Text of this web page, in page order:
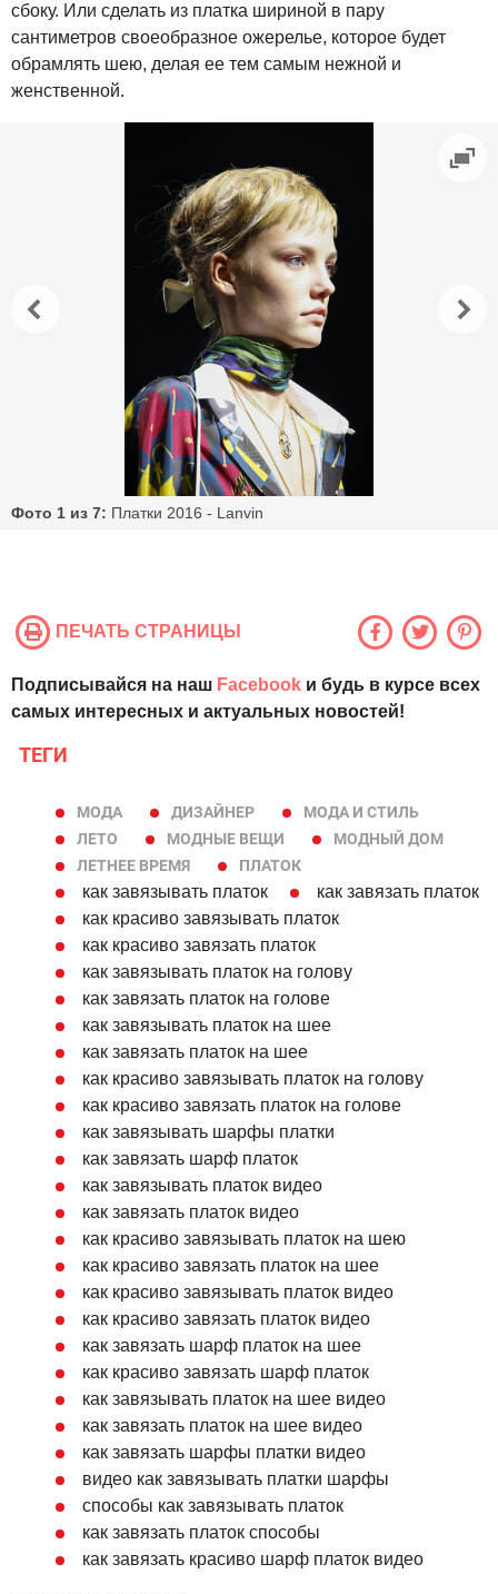
сбоку. Или сделать из платка шириной в пару
сантиметров своеобразное ожерелье, которое будет
обрамлять шею, делая ее тем самым нежной и
женственной.
Фото 1 из 7: Платки 2016 - Lanvin
ПЕЧАТЬ СТРАНИЦЫ
Подписывайся на наш Facebook и будь в курсе всех
самых интересных и актуальных новостей!
ТЕГИ
МОДА ДИЗАЙНЕР
МОДА И СТИЛЬ
ЛЕТО
МОДНЫЕ ВЕЩИ
МОДНЫЙ ДОМ
ЛЕТНЕЕ ВРЕМЯ
ПЛАТОК
как завязывать платок
как завязать платок
как красиво завязывать платок
как красиво завязать платок
как завязывать платок на голову
как завязать платок на голове
как завязывать платок на шее
как завязать платок на шее
как красиво завязывать платок на голову
как красиво завязать платок на голове
как завязывать шарфы платки
как завязать шарф платок
как завязывать платок видео
как завязать платок видео
как красиво завязывать платок на шею
как красиво завязать платок на шее
как красиво завязывать платок видео
как красиво завязать платок видео
как завязать шарф платок на шее
как красиво завязать шарф платок
как завязывать платок на шее видео
как завязать платок на шее видео
как завязать шарфы платки видео
видео как завязывать платки шарфы
способы как завязывать платок
как завязать платок способы
как завязать красиво шарф платок видео